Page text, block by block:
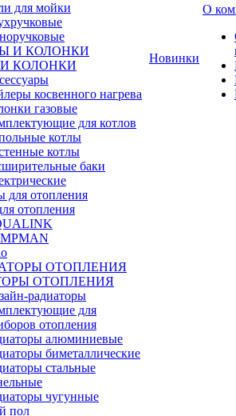
для мойки
КОЛОНКИ
косвенного нагрева
газовые
для котлов
котлы
котлы
баки
отопления
ОТОПЛЕНИЯ
радиаторы
для
отопления
алюминиевые
биметаллические
стальные
чугунные
Новинки
О